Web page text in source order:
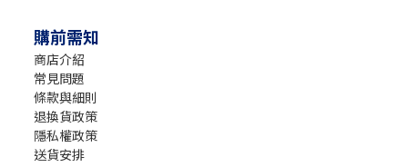
購前需知
商店介紹
常見問題
條款與細則
退換貨政策
隱私權政策
送貨安排